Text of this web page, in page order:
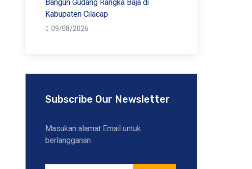
Bangun Gudang Rangka Baja di
Kabupaten Cilacap
09/08/2026
Subscribe Our Newsletter
Masukan alamat Email untuk
berlangganan